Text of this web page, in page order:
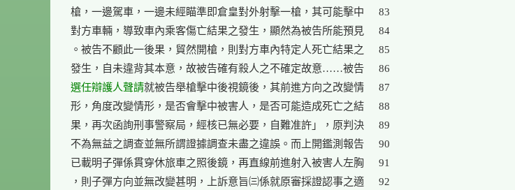
槍，一邊駕車，一邊未經瞄準即倉皇對外射擊一槍，其可能擊中
對方車輛，導致車內乘客傷亡結果之發生，顯然為被告所能預見
。被告不顧此一後果，貿然開槍，則對方車內特定人死亡結果之
發生，自未違背其本意，故被告確有殺人之不確定故意……被告
選任辯護人聲請就被告舉槍擊中後視鏡後，其前進方向之改變情
形，角度改變情形，是否會擊中被害人，是否可能造成死亡之結
果，再次函詢刑事警察局，經核已無必要，自難准許」，原判決
不為無益之調查並無所謂證據調查未盡之違誤。而上開鑑測報告
已載明子彈係貫穿休旅車之照後鏡，再直線前進射入被害人左胸
，則子彈方向並無改變甚明，上訴意旨㈢係就原審採證認事之適
83
84
85
86
87
88
89
90
91
92